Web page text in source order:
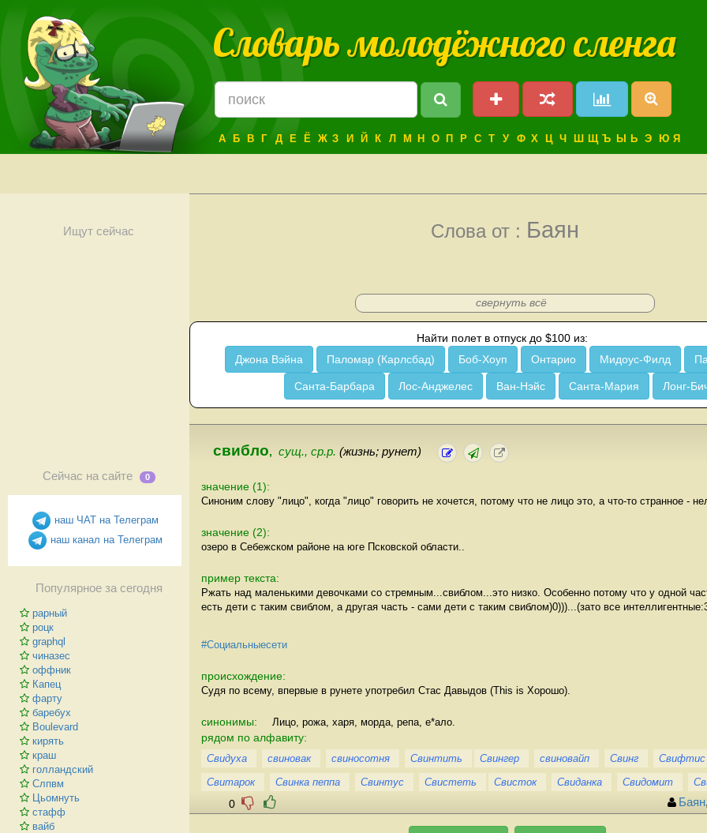
Словарь молодёжного сленга
А Б В Г Д Е Ё Ж З И Й К Л М Н О П Р С Т У Ф Х Ц Ч Ш Щ Ъ Ы Ь Э Ю Я
Ищут сейчас
Сейчас на сайте 0
наш ЧАТ на Телеграм
наш канал на Телеграм
Популярное за сегодня
рарный
роцк
graphql
чиназес
оффник
Капец
фарту
баребух
Boulevard
кирять
краш
голландский
Слпвм
Цьомнуть
стафф
вайб
Слова от : Баян
свернуть всё
Найти полет в отпуск до $100 из:
Джона Вэйна
Паломар (Карлсбад) Боб-Хоуп Онтарио Мидоус-Филд
Санта-Барбара Лос-Анджелес Ван-Нэйс Санта-Мария Лонг-
свибло, сущ., ср.р. (жизнь; рунет)
значение (1):
Синоним слову "лицо", когда "лицо" говорить не хочется, потому что не лицо это, а что-то странное -
значение (2):
озеро в Себежском районе на юге Псковской области..
пример текста:
Ржать над маленькими девочками со стремным...свиблом...это низко. Особенно потому что у одной
есть дети с таким свиблом, а другая часть - сами дети с таким свиблом)0)))...(зато все
#Социальныесети
происхождение:
Судя по всему, впервые в рунете употребил Стас Давыдов (This is Хорошо).
синонимы: Лицо, рожа, харя, морда, репа, е*ало.
рядом по алфавиту:
Свидуха свиновак свиносотня Свинтить Свингер свиновайп Свинг
Свифтис
Свитарок
Свинка пеппа Свинтус Свистеть Свисток Свиданка Свидомит
0 Баян,